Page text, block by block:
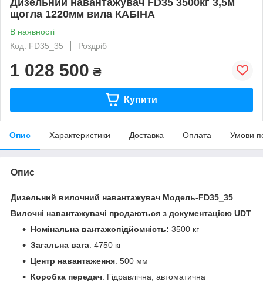
щогла 1220мм вила КАБІНА
В наявності
Код: FD35_35
Роздріб
1 028 500 ₴
Купити
Опис Характеристики Доставка Оплата Умови
Опис
Дизельний вилочний навантажувач Модель-FD35_35
Вилочні навантажувачі продаються з документацією UDT
Номінальна вантажопідйомність: 3500 кг
Загальна вага: 4750 кг
Центр навантаження: 500 мм
Коробка передач: Гідравлічна, автоматична